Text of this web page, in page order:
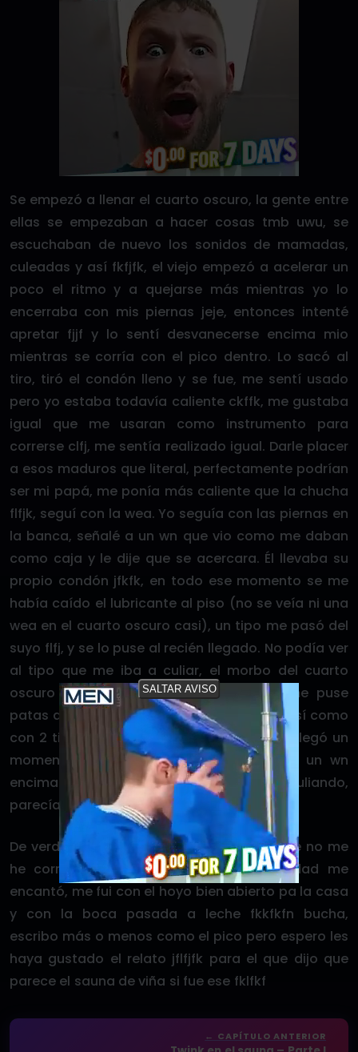
Se empezó a llenar el cuarto oscuro, la gente entre
ellas se empezaban a hacer cosas tmb uwu, se
escuchaban de nuevo los sonidos de mamadas,
culeadas y así fkfjfk, el viejo empezó a acelerar un
poco el ritmo y a quejarse más mientras yo lo
encerraba con mis piernas jeje, entonces intenté
apretar fjjf y lo sentí desvanecerse encima mio
mientras se corría con el pico dentro. Lo sacó al
tiro, tiró el condón lleno y se fue, me sentí usado
pero yo estaba todavía caliente ckffk, me gustaba
igual que me usaran como instrumento para
correrse clfj, me sentía realizado igual. Darle placer
a esos maduros que literal, perfectamente podrían
ser mi papá, me ponía más caliente que la chucha
flfjk, seguí con la wea. Yo seguía con las piernas en
la banca, señalé a un wn que vio como me daban
como caja y le dije que se acercara. Él llevaba su
propio condón jfkfk, en todo ese momento se me
había caído el lubricante al piso (no se veía ni una
wea en el cuarto oscuro casi), un tipo me pasó del
suyo flfj, y se lo puse al recién llegado. No podía ver
al tipo que me iba a culiar, el morbo del cuarto
oscuro es así glcjf, me dio lo mismo, me puse
patas arriba y me empezó a culiar. Seguí así como
con 2 tipos más con la misma mecánica. Llegó un
momento en que le empezaron a dar a un wn
encima mio mientras me estaban culiando,
parecía fantasía griega la wea.
De verdad, ha sido de las pocas veces que no me
he corrido haciendo de pasivo y la verdad me
encantó, me fui con el hoyo bien abierto pa la casa
y con la boca pasada a leche fkkfkfn bucha,
escribo más o menos como el pico pero espero les
haya gustado el relato jflfjfk para el que dijo que
parece el sauna de viña si fue ese fklfkf
← CAPÍTULO ANTERIOR
SALTAR AVISO